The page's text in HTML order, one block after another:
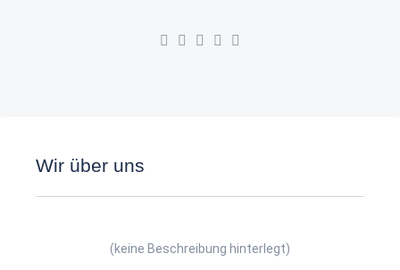
Wir über uns
(keine Beschreibung hinterlegt)